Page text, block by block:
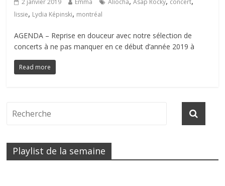
2 janvier 2019 Emma Aliocha Asap Rocky concert
lissie, Lydia Képinski, montréal
AGENDA – Reprise en douceur avec notre sélection de
concerts à ne pas manquer en ce début d’année 2019 à
Read more
Playlist de la semaine